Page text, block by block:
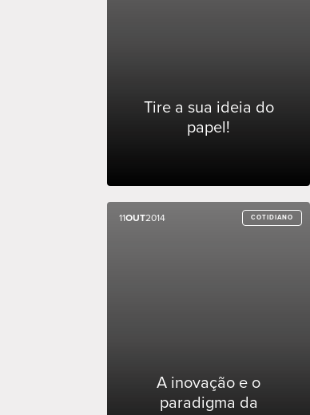
Tire a sua ideia do
papel!
11OUT2014 COTIDIANO
A inovação e o
paradigma da
11OUT2014 COTIDIANO